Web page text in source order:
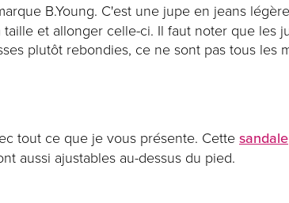
B.Young. C'est une jupe en jeans
et allonger celle-ci. Il faut noter que les
plutôt rebondies, ce ne sont pas tous les
tout ce que je vous présente. Cette sandale
aussi ajustables au-dessus du pied.